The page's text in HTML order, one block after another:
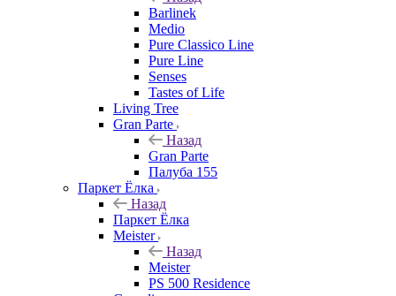
Barlinek
Medio
Pure Classico Line
Pure Line
Senses
Tastes of Life
Living Tree
Gran Parte
Назад
Gran Parte
Палуба 155
Паркет Ёлка
Назад
Паркет Ёлка
Meister
Назад
Meister
PS 500 Residence